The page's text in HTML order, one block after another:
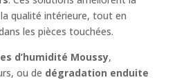
qualité intérieure, tout en
les pièces touchées.
d’humidité Moussy,
ou de dégradation enduite